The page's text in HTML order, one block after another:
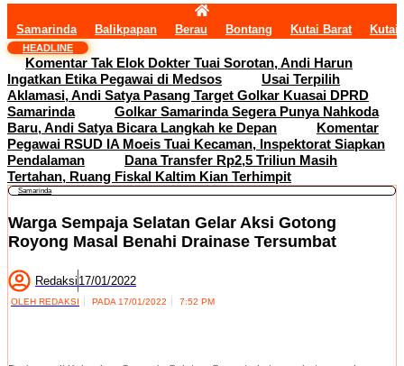
Samarinda Balikpapan Berau Bontang Kutai Barat Kutai
HEADLINE
Komentar Tak Elok Dokter Tuai Sorotan, Andi Harun
Ingatkan Etika Pegawai di Medsos
Usai Terpilih
Aklamasi, Andi Satya Pasang Target Golkar Kuasai DPRD
Samarinda
Golkar Samarinda Segera Punya Nahkoda
Baru, Andi Satya Bicara Langkah ke Depan
Komentar
Pegawai RSUD IA Moeis Tuai Kecaman, Inspektorat Siapkan
Pendalaman
Dana Transfer Rp2,5 Triliun Masih
Tertahan, Ruang Fiskal Kaltim Kian Terhimpit
Samarinda
Warga Sempaja Selatan Gelar Aksi Gotong
Royong Masal Benahi Drainase Tersumbat
Redaksi 17/01/2022
OLEH REDAKSI PADA 17/01/2022 7:52 PM